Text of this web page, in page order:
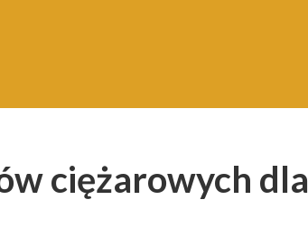
ciężarowych dla